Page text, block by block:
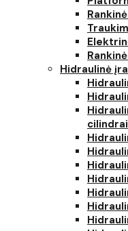
Hidraulinė
cilindrai